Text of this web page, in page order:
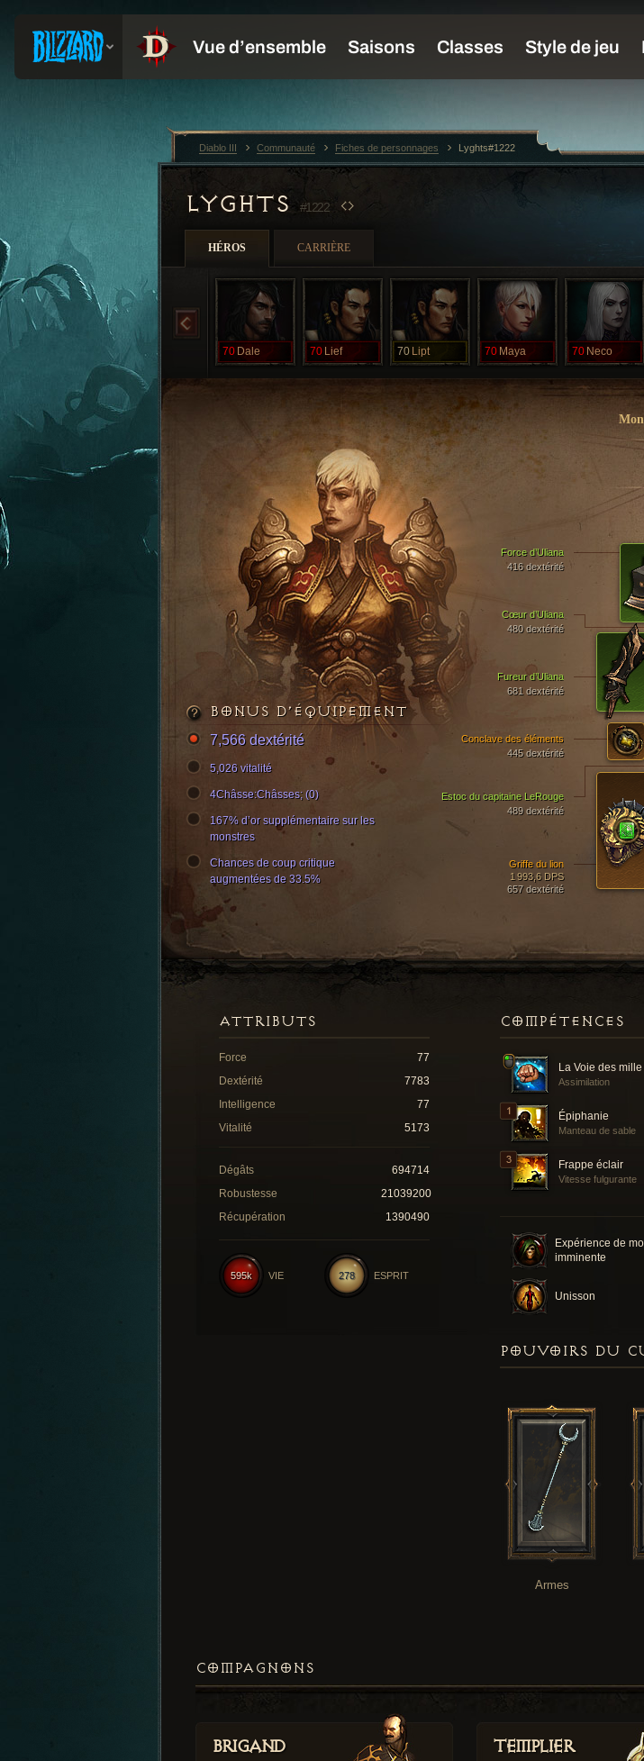
LYGHTS #1222
HÉROS CARRIÈRE
70 Dale 70 Lief 70 Lipt 70 Maya 70 Neco
Cœur d’Uliana
480 dextérité
Fureur d’Uliana
681 dextérité
Force d’Uliana
416 dextérité
Estoc du capitaine LeRouge
489 dextérité
Griffe du lion
1 993,6 DPS
657 dextérité
Conclave des éléments
445 dextérité
BONUS D’ÉQUIPEMENT
7,566 dextérité
5,026 vitalité
4Châsse:Châsses; (0)
167% d’or supplémentaire sur les
monstres
Chances de coup critique
augmentées de 33.5%
COMPÉTENCES
La Voie des
Assimilation
Épiphanie
Manteau de sable
Frappe éclair
Vitesse fulgurante
Expérience de
imminente
Unisson
ATTRIBUTS
Force
77
Dextérité
7783
Intelligence
77
Vitalité
5173
Dégâts
694714
Robustesse
21039200
Récupération
1390490
278 ESPRIT
595k VIE
POUVOIRS DU
Armes
COMPAGNONS
Brigand Templier
Diablo III Communauté Fiches de personnages Lyghts#1222